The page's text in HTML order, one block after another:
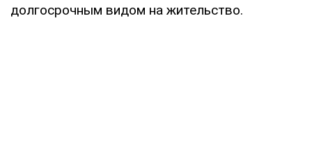
долгосрочным видом на жительство.